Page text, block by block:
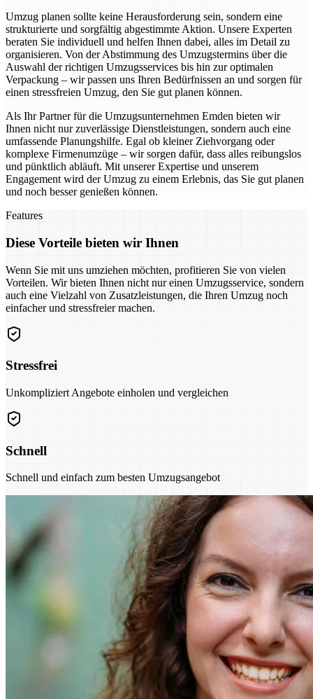
Umzug planen sollte keine Herausforderung sein, sondern eine
strukturierte und sorgfältig abgestimmte Aktion. Unsere Experten
beraten Sie individuell und helfen Ihnen dabei, alles im Detail zu
organisieren. Von der Abstimmung des Umzugstermins über die
Auswahl der richtigen Umzugsservices bis hin zur optimalen
Verpackung – wir passen uns Ihren Bedürfnissen an und sorgen für
einen stressfreien Umzug, den Sie gut planen können.
Als Ihr Partner für die Umzugsunternehmen Emden bieten wir
Ihnen nicht nur zuverlässige Dienstleistungen, sondern auch eine
umfassende Planungshilfe. Egal ob kleiner Ziehvorgang oder
komplexe Firmenumzüge – wir sorgen dafür, dass alles reibungslos
und pünktlich abläuft. Mit unserer Expertise und unserem
Engagement wird der Umzug zu einem Erlebnis, das Sie gut planen
und noch besser genießen können.
Features
Diese Vorteile bieten wir Ihnen
Wenn Sie mit uns umziehen möchten, profitieren Sie von vielen
Vorteilen. Wir bieten Ihnen nicht nur einen Umzugsservice, sondern
auch eine Vielzahl von Zusatzleistungen, die Ihren Umzug noch
einfacher und stressfreier machen.
Stressfrei
Unkompliziert Angebote einholen und vergleichen
Schnell
Schnell und einfach zum besten Umzugsangebot